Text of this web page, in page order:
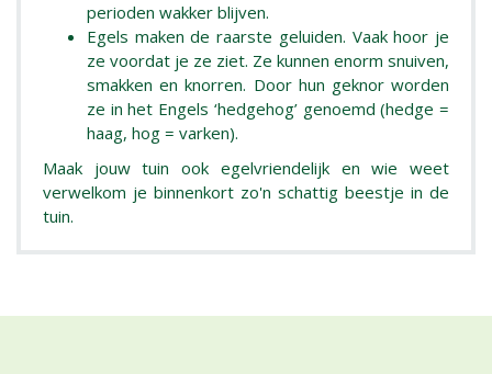
perioden wakker blijven.
Egels maken de raarste geluiden. Vaak hoor je
ze voordat je ze ziet. Ze kunnen enorm snuiven,
smakken en knorren. Door hun geknor worden
ze in het Engels ‘hedgehog’ genoemd (hedge =
haag, hog = varken).
Maak jouw tuin ook egelvriendelijk en wie weet
verwelkom je binnenkort zo'n schattig beestje in de
tuin.